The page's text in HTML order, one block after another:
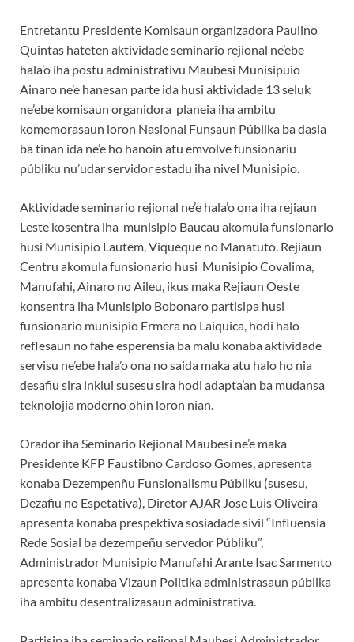
Entretantu Presidente Komisaun organizadora Paulino
Quintas hateten aktividade seminario rejional ne’ebe
hala’o iha postu administrativu Maubesi Munisipuio
Ainaro ne’e hanesan parte ida husi aktividade 13 seluk
ne’ebe komisaun organidora planeia iha ambitu
komemorasaun loron Nasional Funsaun Públika ba dasia
ba tinan ida ne’e ho hanoin atu emvolve funsionariu
públiku nu’udar servidor estadu iha nivel Munisipio.
Aktividade seminario rejional ne’e hala’o ona iha rejiaun
Leste kosentra iha munisipio Baucau akomula funsionario
husi Munisipio Lautem, Viqueque no Manatuto. Rejiaun
Centru akomula funsionario husi Munisipio Covalima,
Manufahi, Ainaro no Aileu, ikus maka Rejiaun Oeste
konsentra iha Munisipio Bobonaro partisipa husi
funsionario munisipio Ermera no Laiquica, hodi halo
reflesaun no fahe esperensia ba malu konaba aktividade
servisu ne’ebe hala’o ona no saida maka atu halo ho nia
desafiu sira inklui susesu sira hodi adapta’an ba mudansa
teknolojia moderno ohin loron nian.
Orador iha Seminario Rejional Maubesi ne’e maka
Presidente KFP Faustibno Cardoso Gomes, apresenta
konaba Dezempenñu Funsionalismu Públiku (susesu,
Dezafiu no Espetativa), Diretor AJAR Jose Luis Oliveira
apresenta konaba prespektiva sosiadade sivil “Influensia
Rede Sosial ba dezempeñu servedor Públiku”,
Administrador Munisipio Manufahi Arante Isac Sarmento
apresenta konaba Vizaun Politika administrasaun públika
iha ambitu desentralizasaun administrativa.